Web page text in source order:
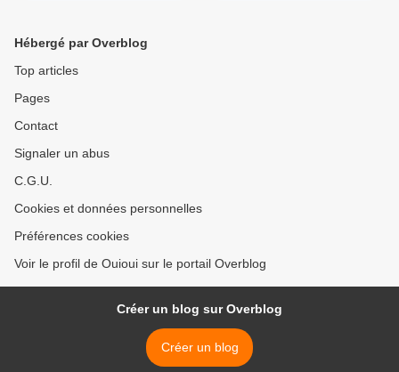
Hébergé par Overblog
Top articles
Pages
Contact
Signaler un abus
C.G.U.
Cookies et données personnelles
Préférences cookies
Voir le profil de Ouioui sur le portail Overblog
Créer un blog sur Overblog
Créer un blog